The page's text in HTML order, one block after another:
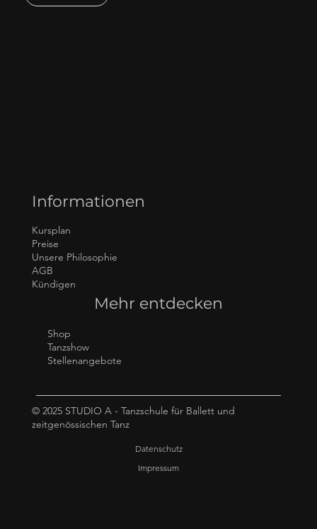
Informationen
Kursplan
Preise
Unsere Philosophie
AGB
Kündigen
Mehr entdecken
Shop
Tanzshow
Stellenangebote
© 2025 STUDIO A - Tanzschule für Ballett und
zeitgenössischen Tanz
Datenschutz
Impressum